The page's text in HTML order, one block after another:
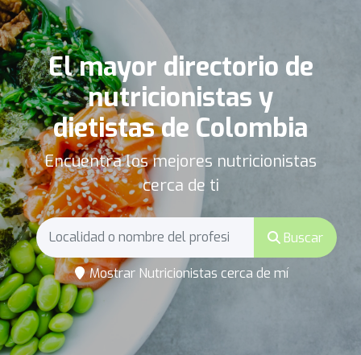
El mayor directorio de
nutricionistas y
dietistas de Colombia
Encuentra los mejores nutricionistas
cerca de ti
Buscar
Mostrar Nutricionistas cerca de mí